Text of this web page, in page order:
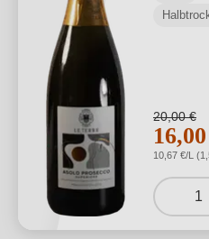
20,00 €
10,67 €/L
1